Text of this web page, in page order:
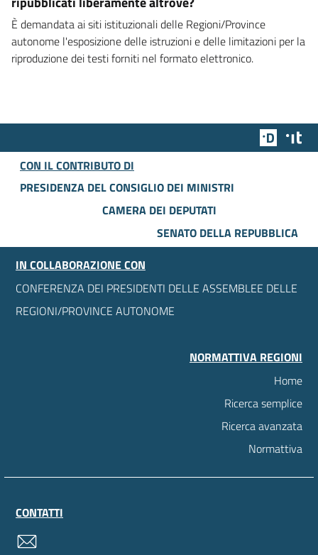
È demandata ai siti istituzionali delle Regioni/Province
autonome l'esposizione delle istruzioni e delle limitazioni per la
riproduzione dei testi forniti nel formato elettronico.
Team
CON IL CONTRIBUTO DI
PRESIDENZA DEL CONSIGLIO DEI MINISTRI
CAMERA DEI DEPUTATI
SENATO DELLA REPUBBLICA
IN COLLABORAZIONE CON
CONFERENZA DEI PRESIDENTI DELLE ASSEMBLEE DELLE
REGIONI/PROVINCE AUTONOME
NORMATTIVA REGIONI
Home
Ricerca semplice
Ricerca avanzata
Normattiva
CONTATTI